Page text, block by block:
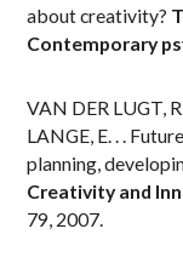
about creativity?
Contemporary
VAN DER LUGT,
LANGE, E. . .
planning,
Creativity and
79, 2007.